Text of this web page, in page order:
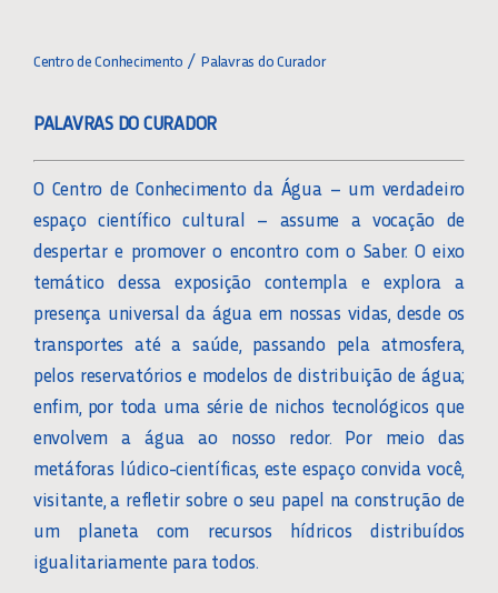
Toggle
Navigation
HOME
EXPOSIÇÃO PERMANENTE
REGRAS E RECOMENDAÇŐES
AGENDAMENTO
PALAVRAS DO CURADOR
COMO CHEGAR
GALERIA DE FOTOS
CONTATO
Centro de Conhecimento Palavras do Curador
PALAVRAS DO CURADOR
O Centro de Conhecimento da Água – um verdadeiro
espaço científico cultural – assume a vocação de
despertar e promover o encontro com o Saber. O eixo
temático dessa exposição contempla e explora a
presença universal da água em nossas vidas, desde os
transportes até a saúde, passando pela atmosfera,
pelos reservatórios e modelos de distribuição de água;
enfim, por toda uma série de nichos tecnológicos que
envolvem a água ao nosso redor. Por meio das
metáforas lúdico-científicas, este espaço convida você,
visitante, a refletir sobre o seu papel na construção de
um planeta com recursos hídricos distribuídos
igualitariamente para todos.